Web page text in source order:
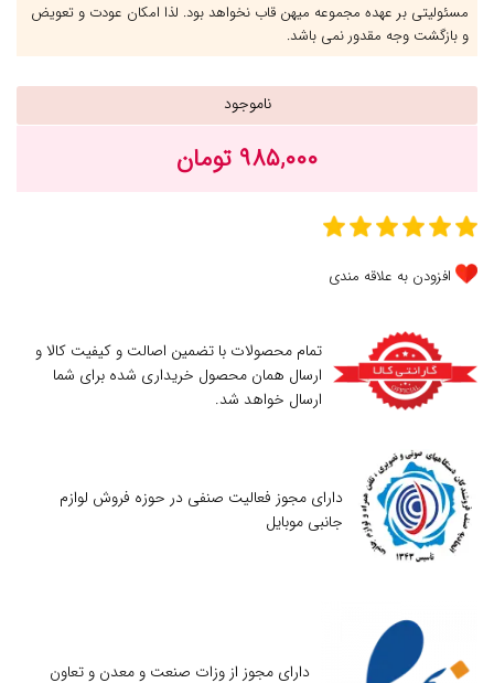
مسئولیتی بر عهده مجموعه میهن قاب نخواهد بود. لذا امکان عودت و تعویض
و بازگشت وجه مقدور نمی باشد.
ناموجود
۹۸۵,۰۰۰ تومان
افزودن به علاقه مندی
تمام محصولات با تضمین اصالت و کیفیت کالا و
ارسال همان محصول خریداری شده برای شما
ارسال خواهد شد.
دارای مجوز فعالیت صنفی در حوزه فروش لوازم
جانبی موبایل
دارای مجوز از وزات صنعت و معدن و تعاون